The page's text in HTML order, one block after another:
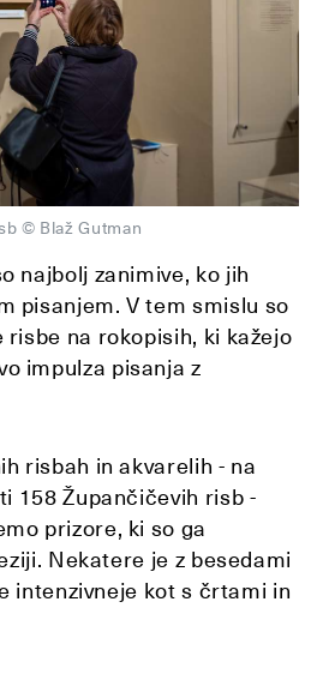
© Blaž Gutman
najbolj zanimive, ko jih
pisanjem. V tem smislu so
risbe na rokopisih, ki kažejo
impulza pisanja z
risbah in akvarelih - na
158 Župančičevih risb -
prizore, ki so ga
Nekatere je z besedami
intenzivneje kot s črtami in